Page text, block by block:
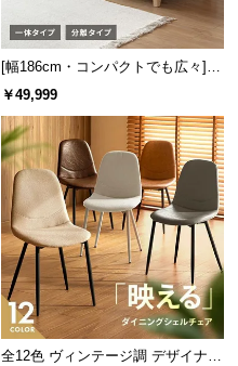
[幅186cm・コンパクトでも広々] 3
人掛けソファベッド リクライニン
￥49,999
全12色 ヴィンテージ調 デザイナー